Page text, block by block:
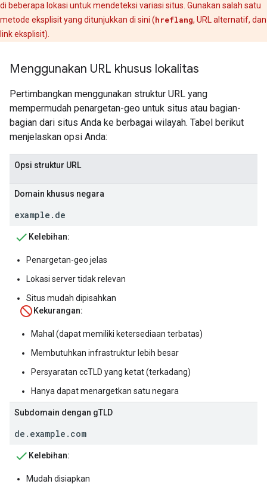
di beberapa lokasi untuk mendeteksi variasi situs. Gunakan salah satu
metode eksplisit yang ditunjukkan di sini (hreflang, URL alternatif, dan
link eksplisit).
Menggunakan URL khusus lokalitas
Pertimbangkan menggunakan struktur URL yang
mempermudah penargetan-geo untuk situs atau bagian-
bagian dari situs Anda ke berbagai wilayah. Tabel berikut
menjelaskan opsi Anda:
Opsi struktur URL
Domain khusus negara
example.de
Kelebihan:
Penargetan-geo jelas
Lokasi server tidak relevan
Situs mudah dipisahkan
Kekurangan:
Mahal (dapat memiliki ketersediaan terbatas)
Membutuhkan infrastruktur lebih besar
Persyaratan ccTLD yang ketat (terkadang)
Hanya dapat menargetkan satu negara
Subdomain dengan gTLD
de.example.com
Kelebihan:
Mudah disiapkan